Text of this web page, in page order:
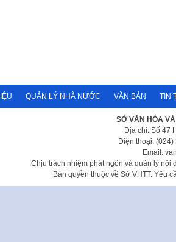
QUẢN LÝ NHÀ NƯỚC VĂN BẢN TIN
SỞ VĂN HÓA
Địa chỉ: Số 47
Điện thoại: (024)
Email:
Chịu trách nhiệm phát ngôn và quản lý nội
Bản quyền thuộc về Sở VHTT. Yêu